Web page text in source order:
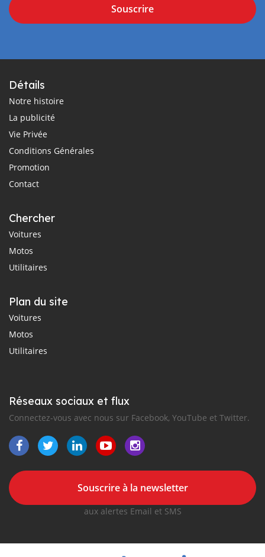
Souscrire
Détails
Notre histoire
La publicité
Vie Privée
Conditions Générales
Promotion
Contact
Chercher
Voitures
Motos
Utilitaires
Plan du site
Voitures
Motos
Utilitaires
Réseaux sociaux et flux
Connectez-vous avec nous sur Facebook, YouTube et Twitter.
Souscrire à la newsletter
aux alertes Email et SMS